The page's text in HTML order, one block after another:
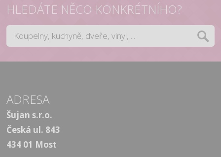
HLEDÁTE NĚCO KONKRÉTNÍHO?
ADRESA
Šujan s.r.o.
Česká ul. 843
434 01 Most